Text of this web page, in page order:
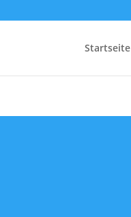
Startseite